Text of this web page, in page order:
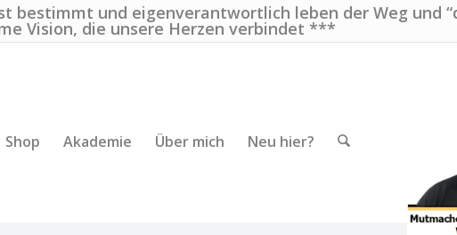
bestimmt und eigenverantwortlich leben der Weg und
Vision, die unsere Herzen verbindet ***
Shop Akademie Über mich Neu hier?